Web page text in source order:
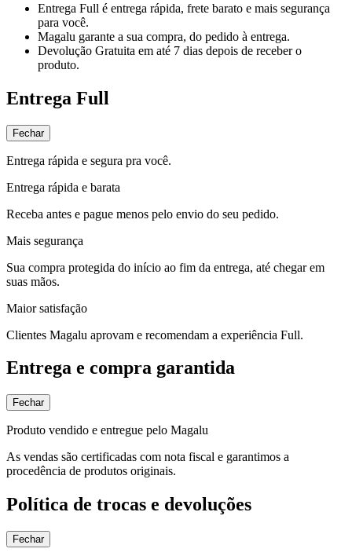
Entrega Full é entrega rápida, frete barato e mais segurança
para você.
Magalu garante a sua compra, do pedido à entrega.
Devolução Gratuita em até 7 dias depois de receber o
produto.
Entrega Full
Fechar
Entrega rápida e segura pra você.
Entrega rápida e barata
Receba antes e pague menos pelo envio do seu pedido.
Mais segurança
Sua compra protegida do início ao fim da entrega, até chegar em
suas mãos.
Maior satisfação
Clientes Magalu aprovam e recomendam a experiência Full.
Entrega e compra garantida
Fechar
Produto vendido e entregue pelo Magalu
As vendas são certificadas com nota fiscal e garantimos a
procedência de produtos originais.
Política de trocas e devoluções
Fechar